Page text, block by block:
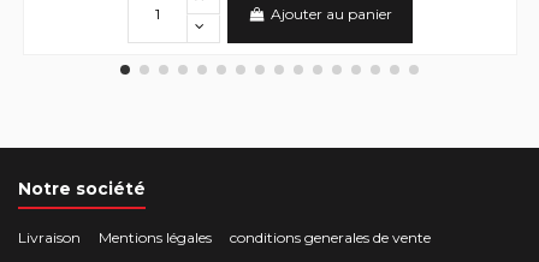
Ajouter au panier
Notre société
Livraison Mentions légales conditions generales de vente